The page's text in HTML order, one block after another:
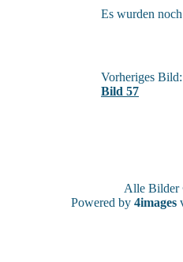
Es wurden
Vorheriges Bild:
Bild 57
Alle
Powered by 4images